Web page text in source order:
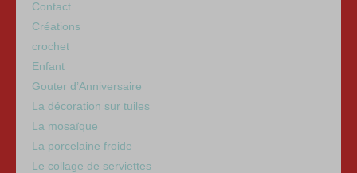
Contact
Créations
crochet
Enfant
Gouter d’Anniversaire
La décoration sur tuiles
La mosaïque
La porcelaine froide
Le collage de serviettes